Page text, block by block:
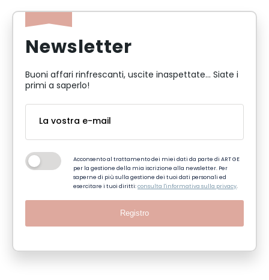
Newsletter
Buoni affari rinfrescanti, uscite inaspettate... Siate i
primi a saperlo!
Acconsento al trattamento dei miei dati da parte di ART GE
per la gestione della mia iscrizione alla newsletter. Per
saperne di più sulla gestione dei tuoi dati personali ed
esercitare i tuoi diritti:consulta l'informativa sulla privacy.
Registro